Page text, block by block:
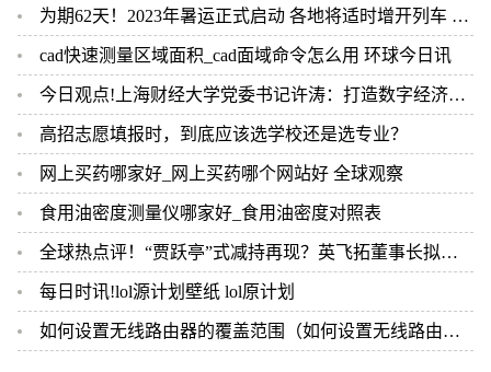
为期62天！2023年暑运正式启动 各地将适时增开列车 今亮点
cad快速测量区域面积_cad面域命令怎么用 环球今日讯
今日观点!上海财经大学党委书记许涛：打造数字经济人才培养新高地
高招志愿填报时，到底应该选学校还是选专业？
网上买药哪家好_网上买药哪个网站好 全球观察
食用油密度测量仪哪家好_食用油密度对照表
全球热点评！“贾跃亭”式减持再现？英飞拓董事长拟套现5亿元再借给公司
每日时讯!lol源计划壁纸 lol原计划
如何设置无线路由器的覆盖范围（如何设置无线路由器的密码）